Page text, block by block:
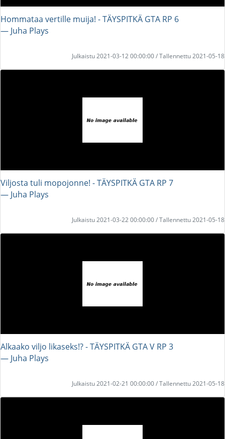
Hommataa vertille muija! - TÄYSPITKÄ GTA RP 6
― Juha Plays
Julkaistu 2021-03-12 00:00:00 / Tallennettu 2021-05-18
Viljosta tuli mopojonne! - TÄYSPITKÄ GTA RP 7
― Juha Plays
Julkaistu 2021-03-22 00:00:00 / Tallennettu 2021-05-18
Alkaako viljo likaseks!? - TÄYSPITKÄ GTA V RP 3
― Juha Plays
Julkaistu 2021-02-21 00:00:00 / Tallennettu 2021-05-18